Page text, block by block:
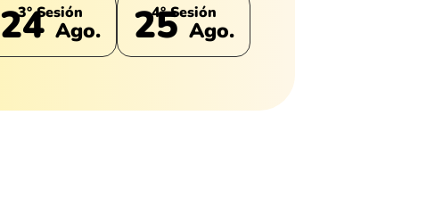
3° Sesión
24Ago.
4° Sesión
25Ago.